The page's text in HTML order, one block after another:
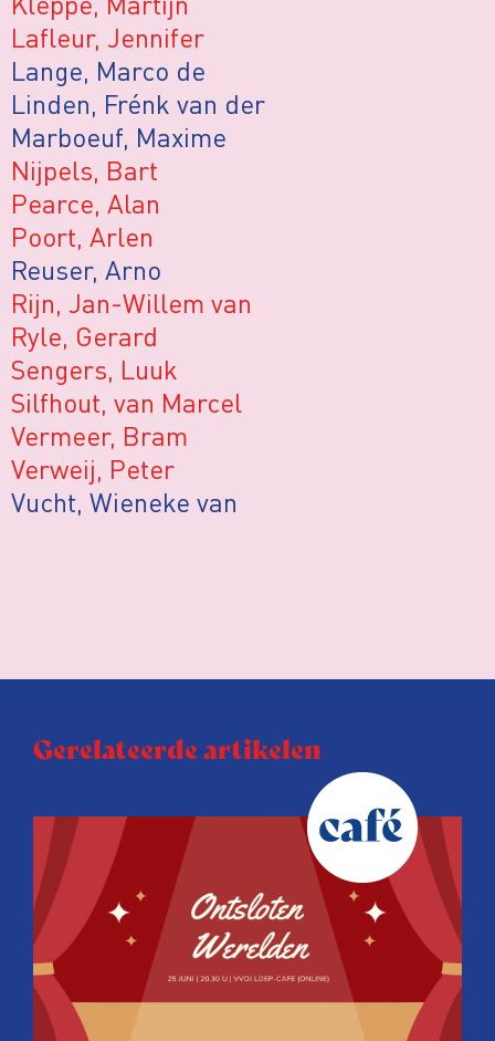
Lafleur, Jennifer
Lange, Marco de
Linden, Frénk van der
Marboeuf, Maxime
Nijpels, Bart
Pearce, Alan
Poort, Arlen
Reuser, Arno
Rijn, Jan-Willem van
Ryle, Gerard
Sengers, Luuk
Silfhout, van Marcel
Vermeer, Bram
Verweij, Peter
Vucht, Wieneke van
Gerelateerde artikelen